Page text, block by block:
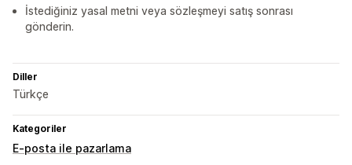
İstediğiniz yasal metni veya sözleşmeyi satış sonrası
gönderin.
Diller
Türkçe
Kategoriler
E-posta ile pazarlama